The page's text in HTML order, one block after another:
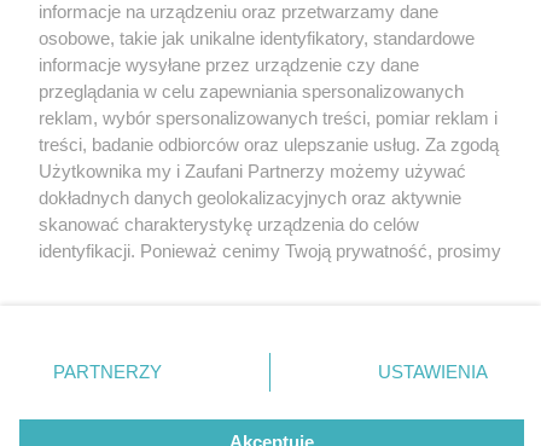
1 / 0
Nie zapomnij
zapoznać się z:
polityką prywatności regulamin korzystania z portali
Twojemiasto
Piekary Śląskie
Chorzów
Tarnowskie Góry
Gliwice
Skontakuj sięz nami
Kontakt
Wydawca
Redakcja
informacje na urządzeniu oraz przetwarzamy dane
osobowe, takie jak unikalne identyfikatory, standardowe
informacje wysyłane przez urządzenie czy dane
przeglądania w celu zapewniania spersonalizowanych
reklam, wybór spersonalizowanych treści, pomiar reklam i
treści, badanie odbiorców oraz ulepszanie usług. Za zgodą
Użytkownika my i Zaufani Partnerzy możemy używać
dokładnych danych geolokalizacyjnych oraz aktywnie
skanować charakterystykę urządzenia do celów
identyfikacji. Ponieważ cenimy Twoją prywatność, prosimy
prywatności znajdujący się w lewym dolnym rogu strony
. Niektóre rodzaje przetwarzania danych nie wymagają
zgody użytkownika, ale masz prawo sprzeciwić się
takiemu przetwarzaniu. Preferencje będą miały
PARTNERZY USTAWIENIA
Akceptuję